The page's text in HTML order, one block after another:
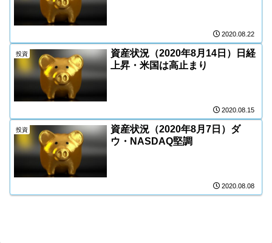
2020.08.22
投資
資産状況（2020年8月14日）日経
上昇・米国は高止まり
2020.08.15
投資
資産状況（2020年8月7日）ダ
ウ・NASDAQ堅調
2020.08.08